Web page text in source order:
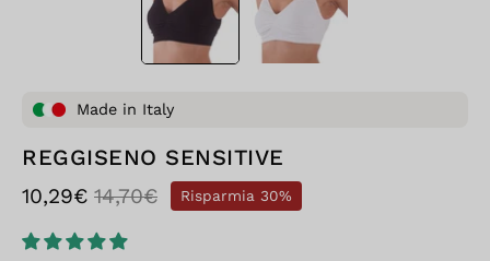
Made in Italy
REGGISENO SENSITIVE
10,29€ 14,70€ Risparmia 30%